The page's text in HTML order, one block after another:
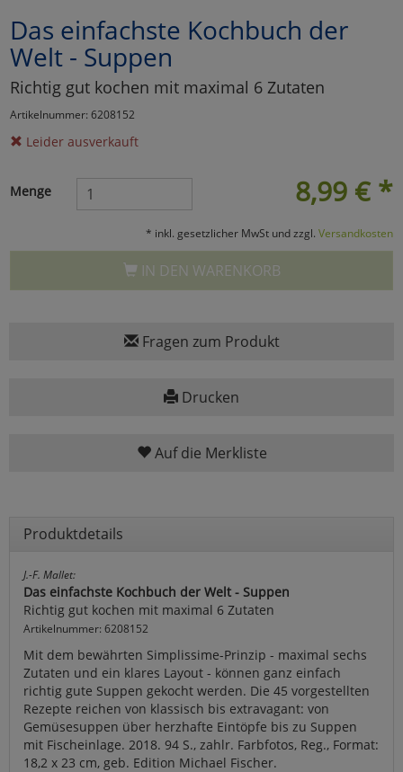
Das einfachste Kochbuch der
Welt - Suppen
Richtig gut kochen mit maximal 6 Zutaten
Artikelnummer: 6208152
Leider ausverkauft
8,99 € *
Menge
* inkl. gesetzlicher MwSt und zzgl. Versandkosten
IN DEN WARENKORB
Fragen zum Produkt
Drucken
Auf die Merkliste
Produktdetails
J.-F. Mallet:
Das einfachste Kochbuch der Welt - Suppen
Richtig gut kochen mit maximal 6 Zutaten
Artikelnummer: 6208152
Mit dem bewährten Simplissime-Prinzip - maximal sechs
Zutaten und ein klares Layout - können ganz einfach
richtig gute Suppen gekocht werden. Die 45 vorgestellten
Rezepte reichen von klassisch bis extravagant: von
Gemüsesuppen über herzhafte Eintöpfe bis zu Suppen
mit Fischeinlage. 2018. 94 S., zahlr. Farbfotos, Reg., Format:
18,2 x 23 cm, geb. Edition Michael Fischer.
Marketing
Umfragetools
zurückzu Haupptseite